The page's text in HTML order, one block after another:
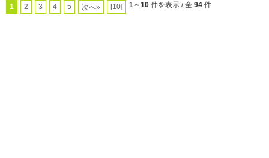
1 2 3 4 5 次へ» [10] 1～10 件を表示 / 全 94 件